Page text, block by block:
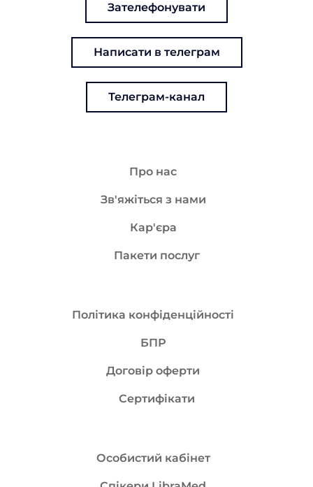
Зателефонувати
Написати в телеграм
Телеграм-канал
Про нас
Зв'яжіться з нами
Кар'єра
Пакети послуг
Політика конфіденційності
БПР
Договір оферти
Сертифікати
Особистий кабінет